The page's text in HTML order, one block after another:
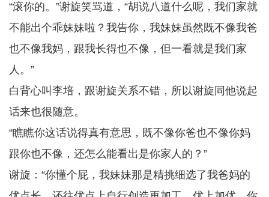
“滚你的。”谢旋笑骂道，“胡说八道什么呢，我们家就
不能出个乖妹妹啦？我告你，我妹妹虽然既不像我爸
也不像我妈，跟我长得也不像，但一看就是我们家
人。”
白背心叫李培，跟谢旋关系不错，所以谢旋同他说起
话来也很随意。
“瞧瞧你这话说得真有意思，既不像你爸也不像你妈
跟你也不像，还怎么能看出是你家人的？”
谢旋：“你懂个屁，我妹妹那是精挑细选了我爸妈的